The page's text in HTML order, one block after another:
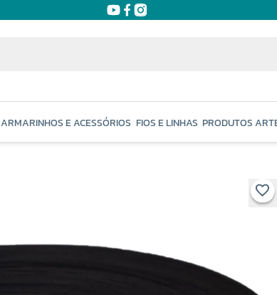
ARMARINHOS E ACESSÓRIOS FIOS E LINHAS PRODUTOS